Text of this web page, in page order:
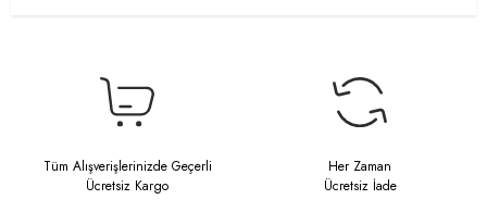
Tüm Alışverişlerinizde Geçerli
Ücretsiz Kargo
Her Zaman
Ücretsiz İade